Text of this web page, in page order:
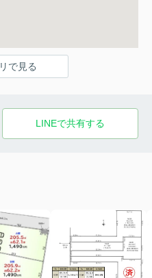
で見る
LINEで共有する